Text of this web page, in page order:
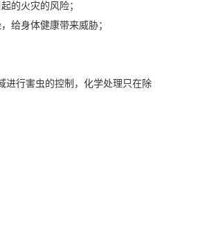
的火灾的风险；
给身体健康带来威胁；
进行害虫的控制，化学处理只在除